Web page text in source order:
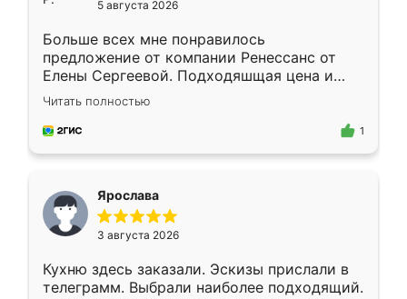
5 августа 2026
Больше всех мне понравилось
предложение от компании Ренессанс от
Елены Сергеевой. Подходяшщая цена и
короткие сроки изготовления. Приехавший
для замера сотрудник Владислав
предложил по моему эскизу самый
Читать полностью
1
Ярослава
3 августа 2026
Кухню здесь заказали. Эскизы прислали в
телеграмм. Выбрали наиболее подходящий.